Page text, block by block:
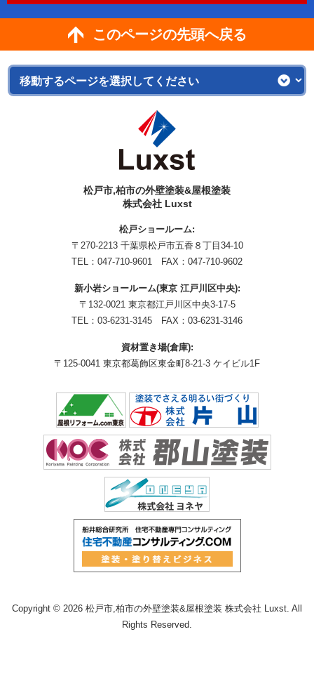
このページの先頭へ戻る
松戸市,柏市の外壁塗装&屋根塗装
株式会社 Luxst
松戸ショールーム:
〒270-2213 千葉県松戸市五香８丁目34-10
TEL： 047-710-9601 FAX：047-710-9602
新小岩ショールーム(東京 江戸川区中央):
〒132-0021 東京都江戸川区中央3-17-5
TEL： 03-6231-3145 FAX：03-6231-3146
資材置き場(倉庫):
〒125-0041 東京都葛飾区東金町8-21-3 ケイビル1F
Copyright © 2026 松戸市,柏市の外壁塗装&屋根塗装 株式会社 Luxst. All
Rights Reserved.